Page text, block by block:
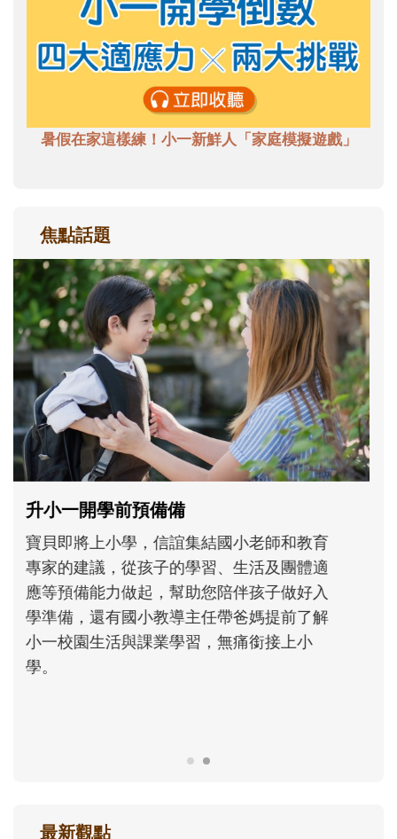
暑假在家這樣練！小一新鮮人「家庭模擬遊戲」
焦點話題
和孩子一起長大的那個男人│讀懂父親的
不同模樣
沒有人天生就擅長當爸爸！男人總是在一次
次「前所未有」的體驗中，跟著孩子一起長
大。從給予安全感的肢體遊戲，到獨立自
主、角色認同及解決問題的能力養成。爸爸
正嘗試用不同的模樣，參與孩子每個重要的
最新觀點